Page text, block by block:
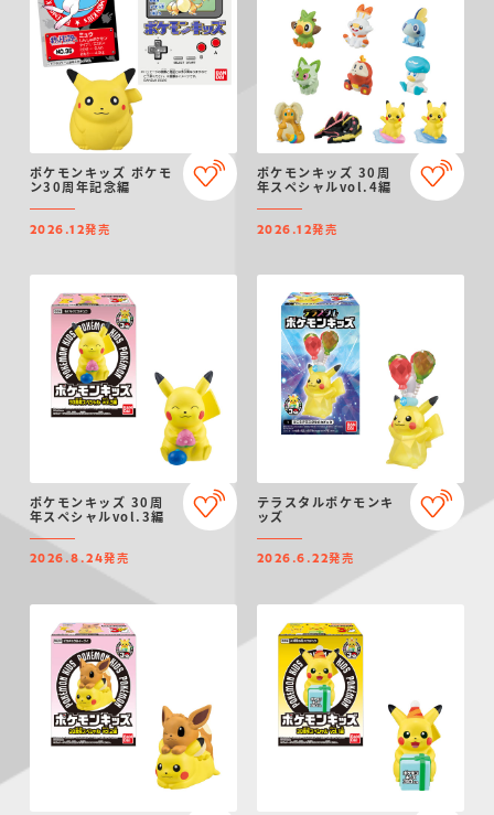
ポケモンキッズ ポケモ
ン30周年記念編
2026.12発売
ポケモンキッズ 30周
年スペシャルvol.4編
2026.12発売
ポケモンキッズ 30周
年スペシャルvol.3編
2026.8.24発売
テラスタルポケモンキ
ッズ
2026.6.22発売